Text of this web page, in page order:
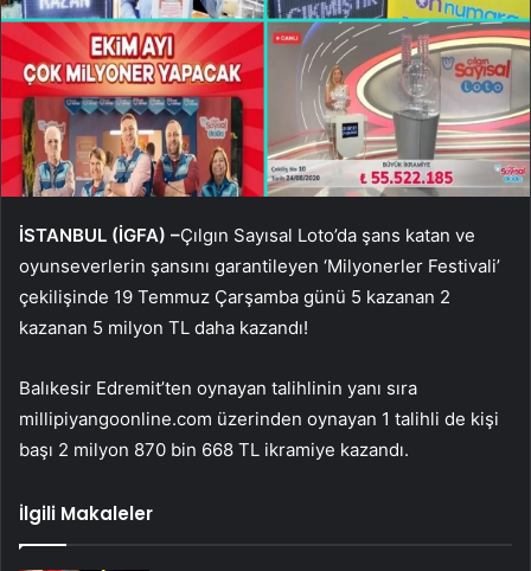
İSTANBUL (İGFA) –Çılgın Sayısal Loto’da şans katan ve
oyunseverlerin şansını garantileyen ‘Milyonerler Festivali’
çekilişinde 19 Temmuz Çarşamba günü 5 kazanan 2
kazanan 5 milyon TL daha kazandı!
Balıkesir Edremit’ten oynayan talihlinin yanı sıra
millipiyangoonline.com üzerinden oynayan 1 talihli de kişi
başı 2 milyon 870 bin 668 TL ikramiye kazandı.
İlgili Makaleler